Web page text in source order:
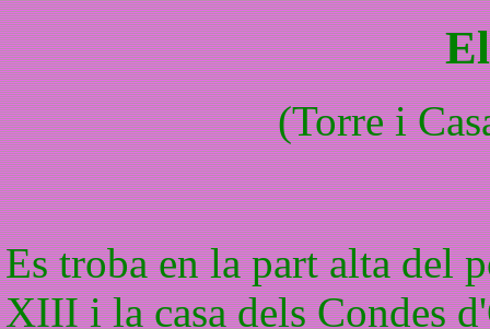
(Torre i
Es troba en la part alta del
XIII i la casa dels Condes